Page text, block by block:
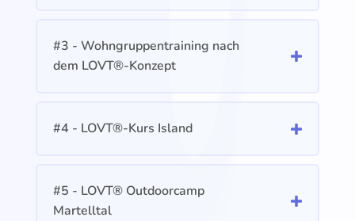
#3 - Wohngruppentraining nach
dem LOVT®-Konzept
#4 - LOVT®-Kurs Island
#5 - LOVT® Outdoorcamp
Martelltal